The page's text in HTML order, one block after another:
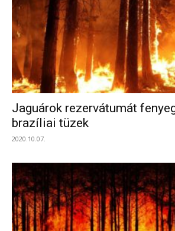
portál
Jaguárok rezervátumát
brazíliai tüzek
2020.10.07.